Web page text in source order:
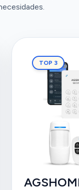
TOP 3